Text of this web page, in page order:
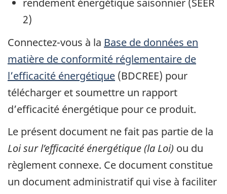
rendement énergétique saisonnier (SEER
2)
Connectez-vous à la Base de données en
matière de conformité réglementaire de
l’efficacité énergétique (BDCREE) pour
télécharger et soumettre un rapport
d’efficacité énergétique pour ce produit.
Le présent document ne fait pas partie de la
Loi sur l’efficacité énergétique (la Loi) ou du
règlement connexe. Ce document constitue
un document administratif qui vise à faciliter